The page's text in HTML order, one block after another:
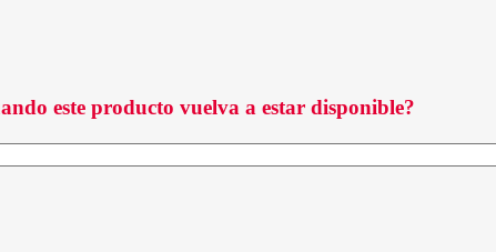
este producto vuelva a estar disponible?